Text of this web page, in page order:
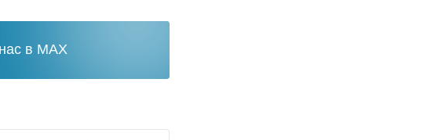
в MAX